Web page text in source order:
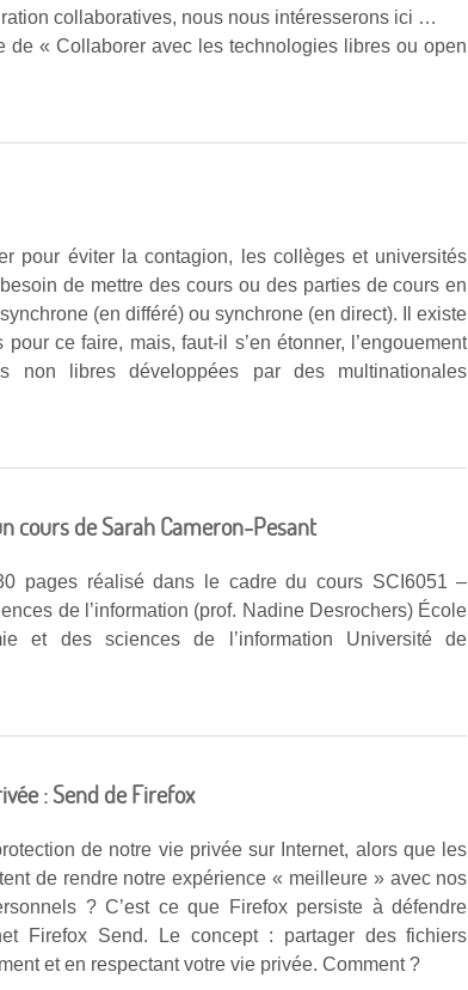
collaboratives, nous nous intéresserons ici …
de « Collaborer avec les technologies libres ou open
pour éviter la contagion, les collèges et universités
de mettre des cours ou des parties de cours en
(en différé) ou synchrone (en direct). Il existe
ce faire, mais, faut-il s’en étonner, l’engouement
non libres développées par des multinationales
cours de Sarah Cameron-Pesant
pages réalisé dans le cadre du cours SCI6051 –
de l’information (prof. Nadine Desrochers) École
et des sciences de l’information Université de
: Send de Firefox
de notre vie privée sur Internet, alors que les
de rendre notre expérience « meilleure » avec nos
? C’est ce que Firefox persiste à défendre
Firefox Send. Le concept : partager des fichiers
et en respectant votre vie privée. Comment ?